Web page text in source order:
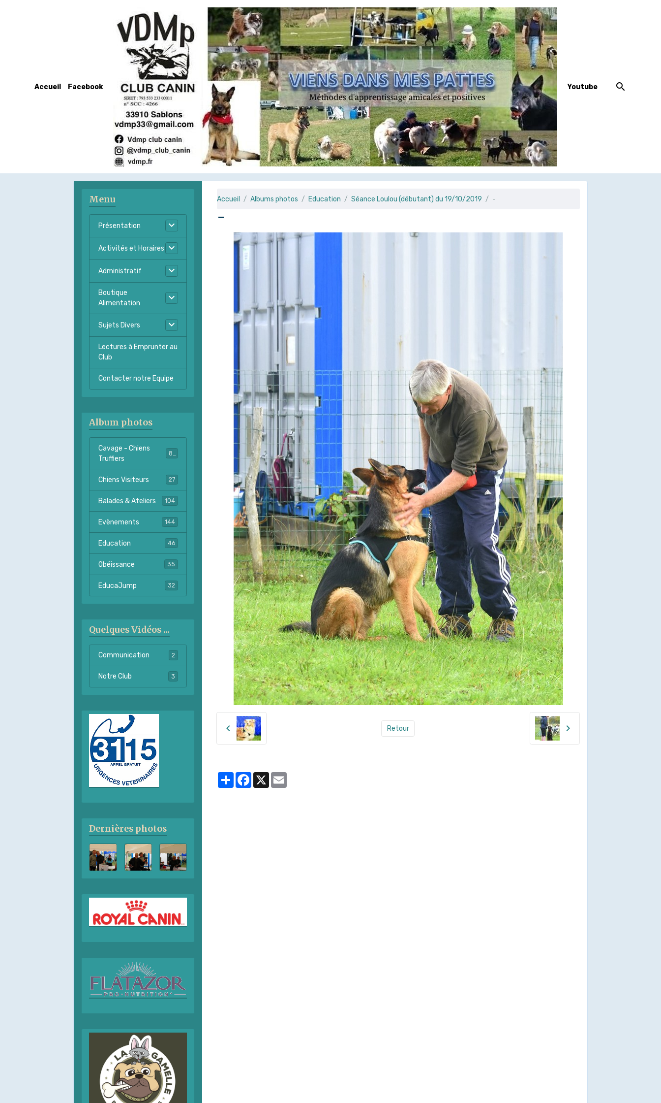
Accueil Facebook Youtube
Accueil Albums photos Education Séance Loulou (débutant) du 19/10/2019 -
-
Retour
PartagerFacebook
X
Menu
Présentation
Activités et Horaires
Administratif
Boutique
Alimentation
Sujets Divers
Lectures à Emprunter au
Club
Contacter notre Equipe
Album photos
Cavage - Chiens
Truffiers
Chiens Visiteurs 27
Balades & Ateliers 104
Evènements 144
Education 46
Obéissance 35
EducaJump 32
Quelques Vidéos ...
Communication 2
Notre Club 3
Dernières photos